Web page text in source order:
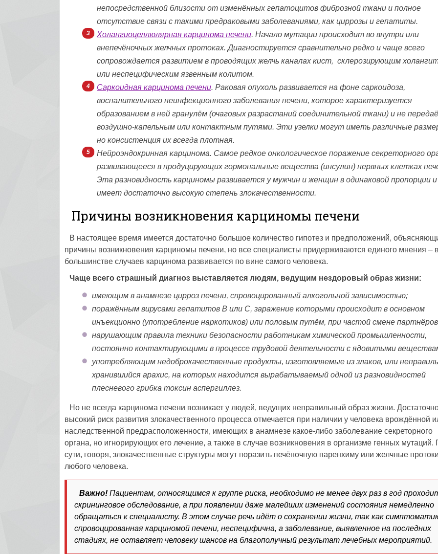
непосредственной близости от изменённых гепатоцитов фиброзной ткани и полное
отсутствие связи с такими предраковыми заболеваниями, как циррозы и гепатиты.
Холангиоцеллюлярная карцинома печени. Начало мутации происходит во внутри или
внепечёночных желчных протоках. Диагностируется сравнительно редко и чаще всего
сопровождается развитием в проводящих желчь каналах кист, склерозирующим
или неспецифическим язвенным колитом.
Саркоидная карцинома печени. Раковая опухоль развивается на фоне саркоидоза,
воспалительного неинфекционного заболевания печени, которое характеризуется
образованием в ней гранулём (очаговых разрастаний соединительной ткани) и не
воздушно-капельным или контактным путями. Эти узелки могут иметь различные
но консистенция их всегда плотная.
Нейроэндокринная карцинома. Самое редкое онкологическое поражение секреторного
развивающееся в продуцирующих гормональные вещества (инсулин) нервных клетках
Эта разновидность карциномы развивается у мужчин и женщин в одинаковой пропорции и
имеет достаточно высокую степень злокачественности.
Причины возникновения карциномы печени
В настоящее время имеется достаточно большое количество гипотез и предположений,
причины возникновения карциномы печени, но все специалисты придерживаются единого мнения – в
большинстве случаев карцинома развивается по вине самого человека.
Чаще всего страшный диагноз выставляется людям, ведущим нездоровый образ жизни:
имеющим в анамнезе цирроз печени, спровоцированный алкогольной зависимостью;
поражённым вирусами гепатитов B или C, заражение которыми происходит в основном
инъекционно (употребление наркотиков) или половым путём, при частой смене
нарушающим правила техники безопасности работникам химической промышленности,
постоянно контактирующими в процессе трудовой деятельности с ядовитыми
употребляющим недоброкачественные продукты, изготовляемые из злаков, или
хранившийся арахис, на которых находится вырабатываемый одной из разновидностей
плесневого грибка токсин аспергиллез.
Но не всегда карцинома печени возникает у людей, ведущих неправильный образ жизни.
высокий риск развития злокачественного процесса отмечается при наличии у человека врождённой
наследственной предрасположенности, имеющих в анамнезе какое-либо заболевание секреторного
органа, но игнорирующих его лечение, а также в случае возникновения в организме генных мутаций.
сути, говоря, злокачественные структуры могут поразить печёночную паренхиму или желчные протоки
любого человека.
Важно! Пациентам, относящимся к группе риска, необходимо не менее двух раз в год
скрининговое обследование, а при появлении даже малейших изменений состояния немедленно
обращаться к специалисту. В этом случае речь идёт о сохранении жизни, так как
спровоцированная карциномой печени, неспецифична, а заболевание, выявленное на последних
стадиях, не оставляет человеку шансов на благополучный результат лечебных мероприятий.